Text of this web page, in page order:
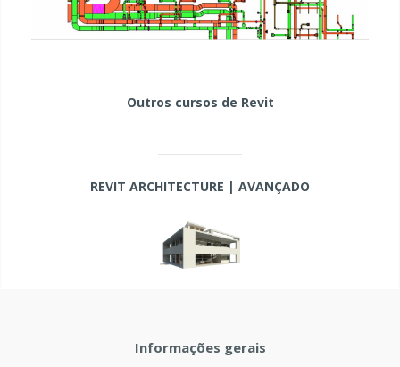
Outros cursos de Revit
REVIT ARCHITECTURE | AVANÇADO
Informações gerais